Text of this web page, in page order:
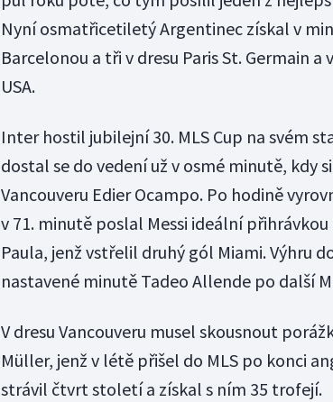
Nyní osmatřicetiletý Argentinec získal v
Barcelonou a tři v dresu Paris St. Germain
USA.
Inter hostil jubilejní 30. MLS Cup na svém
dostal se do vedení už v osmé minutě, kdy
Vancouveru Edier Ocampo. Po hodině
v 71. minutě poslal Messi ideální
Paula, jenž vstřelil druhý gól Miami. Výhru
nastavené minutě Tadeo Allende po další
V dresu Vancouveru musel skousnout
Müller, jenž v létě přišel do MLS po konci
strávil čtvrt století a získal s ním 35 trofejí.